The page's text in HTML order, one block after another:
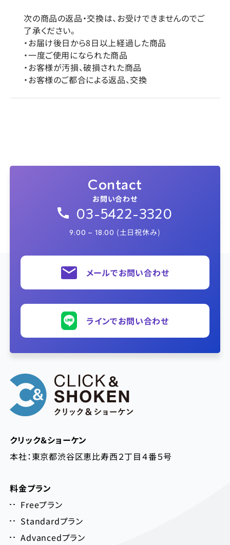
次の商品の返品・交換は、お受けできませんのでご
了承ください。
・お届け後日から8日以上経過した商品
・一度ご使用になられた商品
・お客様が汚損、破損された商品
・お客様のご都合による返品、交換
Contact
お問い合わせ
03-5422-3320
9:00 ~ 18:00 (土日祝休み)
メールでお問い合わせ
ラインでお問い合わせ
クリック＆ショーケン
本社：東京都渋谷区恵比寿西２丁目４番５号
料金プラン
Freeプラン
Standardプラン
Advancedプラン